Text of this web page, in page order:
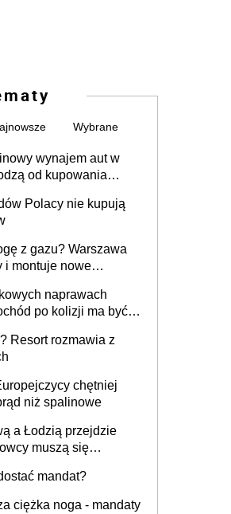
Wybrane
wynajem aut w
od kupowania
Polacy nie kupują
z gazu? Warszawa
i montuje nowe
naprawach
po kolizji ma być
Resort rozmawia z
chętniej
niż spalinowe
a Łodzią przejdzie
muszą się
mandat?
ciężka noga - mandaty